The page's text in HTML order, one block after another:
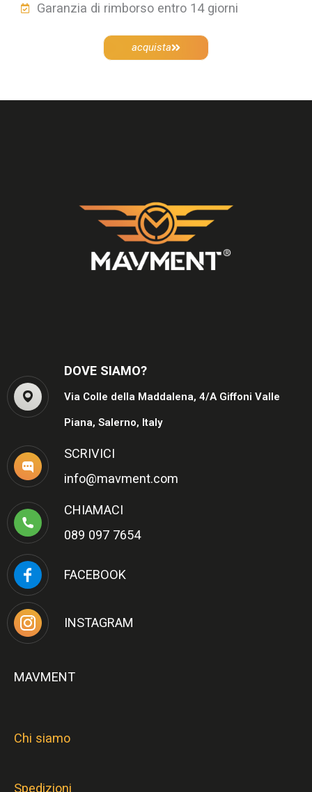
Garanzia di rimborso entro 14 giorni​
acquista
DOVE SIAMO?
Via Colle della Maddalena, 4/A Giffoni Valle
Piana, Salerno, Italy
SCRIVICI
info@mavment.com
CHIAMACI
089 097 7654
FACEBOOK
INSTAGRAM
MAVMENT
Chi siamo
Spedizioni